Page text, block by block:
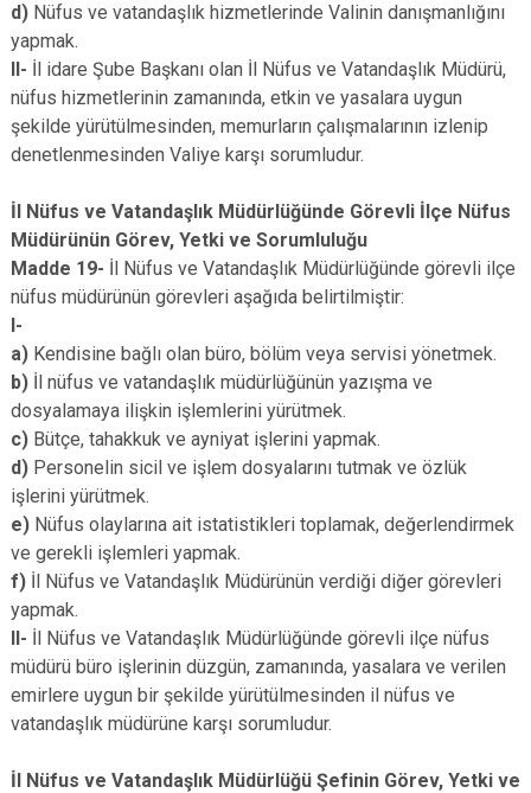
d) Nüfus ve vatandaşlık hizmetlerinde Valinin danışmanlığını
yapmak.
II- İl idare Şube Başkanı olan İl Nüfus ve Vatandaşlık Müdürü,
nüfus hizmetlerinin zamanında, etkin ve yasalara uygun
şekilde yürütülmesinden, memurların çalışmalarının izlenip
denetlenmesinden Valiye karşı sorumludur.
İl Nüfus ve Vatandaşlık Müdürlüğünde Görevli İlçe Nüfus
Müdürünün Görev, Yetki ve Sorumluluğu
Madde 19- İl Nüfus ve Vatandaşlık Müdürlüğünde görevli ilçe
nüfus müdürünün görevleri aşağıda belirtilmiştir:
I-
a) Kendisine bağlı olan büro, bölüm veya servisi yönetmek.
b) İl nüfus ve vatandaşlık müdürlüğünün yazışma ve
dosyalamaya ilişkin işlemlerini yürütmek.
c) Bütçe, tahakkuk ve ayniyat işlerini yapmak.
d) Personelin sicil ve işlem dosyalarını tutmak ve özlük
işlerini yürütmek.
e) Nüfus olaylarına ait istatistikleri toplamak, değerlendirmek
ve gerekli işlemleri yapmak.
f) İl Nüfus ve Vatandaşlık Müdürünün verdiği diğer görevleri
yapmak.
II- İl Nüfus ve Vatandaşlık Müdürlüğünde görevli ilçe nüfus
müdürü büro işlerinin düzgün, zamanında, yasalara ve verilen
emirlere uygun bir şekilde yürütülmesinden il nüfus ve
vatandaşlık müdürüne karşı sorumludur.
İl Nüfus ve Vatandaşlık Müdürlüğü Şefinin Görev, Yetki ve